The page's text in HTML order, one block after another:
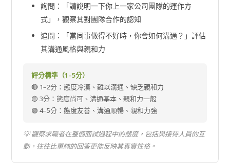
詢問：「請說明一下你上一家公司團隊的運作方
式」，觀察其對團隊合作的認知
追問：「當同事做得不好時，你會如何溝通？」評估
其溝通風格與親和力
評分標準（1–5分）
🔴 1–2分：態度冷漠、難以溝通、缺乏親和力
🟡 3分：態度尚可、溝通基本、親和力一般
🟢 4–5分：態度友善、溝通順暢、親和力強
💡 觀察求職者在整個面試過程中的態度，包括與接待人員的互
動，往往比單純的回答更能反映其真實性格。